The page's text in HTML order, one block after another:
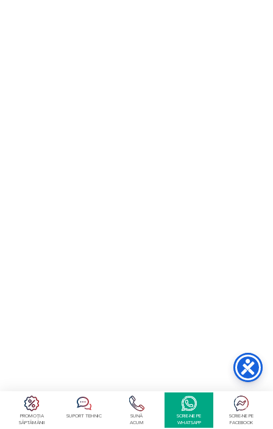
PROMOȚIA
SĂPTĂMÂNII
SUPORT TEHNIC
SUNĂ
ACUM
SCRIE-NE PE
WHATSAPP
SCRIE-NE PE
FACEBOOK